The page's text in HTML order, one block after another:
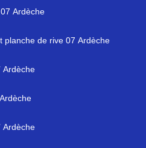
Ardèche
planche de rive 07 Ardèche
Ardèche
Ardèche